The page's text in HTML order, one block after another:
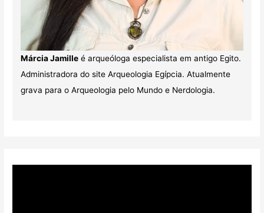
Márcia Jamilleé arqueóloga especialista em antigo Egito.
Administradora do site Arqueologia Egípcia. Atualmente
grava para o Arqueologia pelo Mundo e Nerdologia.